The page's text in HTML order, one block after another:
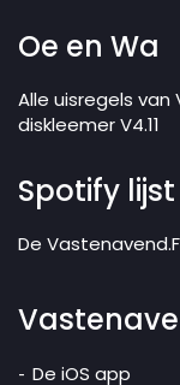
Oe en Wa
Alle uisregels
diskleemer V4.11
Spotify lijst
De
De iOS app